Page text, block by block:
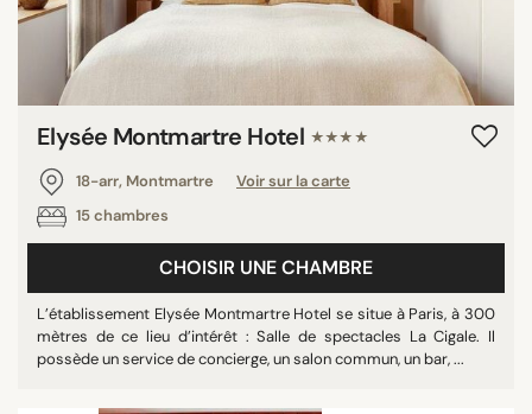
Elysée Montmartre Hotel ★★★★
18-arr, Montmartre
Voir sur la carte
15 chambres
CHOISIR UNE CHAMBRE
L’établissement Elysée Montmartre Hotel se situe à Paris, à 300
mètres de ce lieu d’intérêt : Salle de spectacles La Cigale. Il
possède un service de concierge, un salon commun, un bar, ...